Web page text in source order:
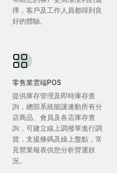
擇，客戶及工作人員都得到良
好的體驗。
零售業雲端POS
提供庫存管理及即時庫存查
詢，總部系統能讓連動所有分
店商品、會員及各店庫存查
詢，可建立線上調撥單進行調
貨，支援條碼及線上盤點，常
見營業報表供您分析營運狀
況。